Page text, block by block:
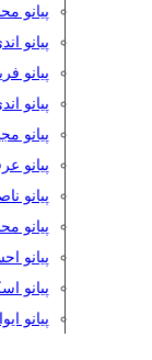
پیانو
پیانو
پیانو
پیانو
پیانو
پیانو
پیانو
پیانو
پیانو
پیانو
پیانو